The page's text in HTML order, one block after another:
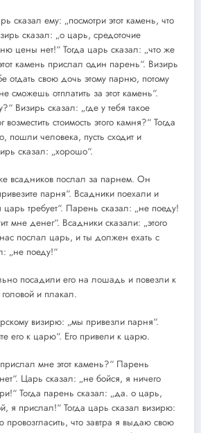
сказал ему: „посмотри этот камень, что
сказал: „о царь, средоточие
цены нет!“ Тогда царь сказал: „что же
камень прислал один парень“. Визирь
отдать свою дочь этому парню, потому
сможешь отплатить за этот камень“.
Визирь сказал: „где у тебя такое
возместить стоимость этого камня?“ Тогда
пошли человека, пусть сходит и
сказал: „хорошо“.
всадников послал за парнем. Он
парня“. Всадники поехали и
требует“. Парень сказал: „не поеду!
мне денег“. Всадники сказали: „этого
послал царь, и ты должен ехать с
„не поеду!“
посадили его на лошадь и повезли к
и плакал.
визирю: „мы привезли парня“.
его к царю“. Его привели к царю.
мне этот камень?“ Парень
Царь сказал: „не бойся, я ничего
Тогда парень сказал: „да. о царь,
я прислал!“ Тогда царь сказал визирю:
что завтра я выдаю свою